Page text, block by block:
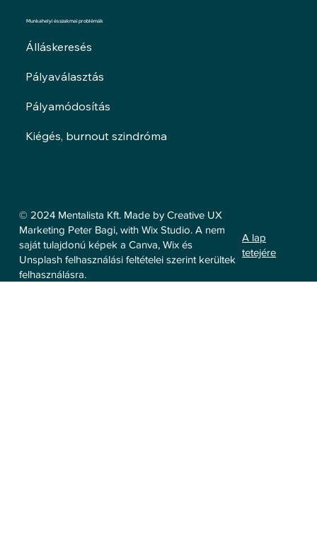
© 2024 Mentalista Kft. Made by Creative UX
Marketing Peter Bagi, with Wix Studio. A nem
saját tulajdonú képek a Canva, Wix és
Unsplash felhasználási feltételei szerint kerültek
felhasználásra.
A lap
tetejére
Munkahelyi és szakmai problémák
Álláskeresés
Pályaválasztás
Pályamódosítás
Kiégés, burnout szindróma